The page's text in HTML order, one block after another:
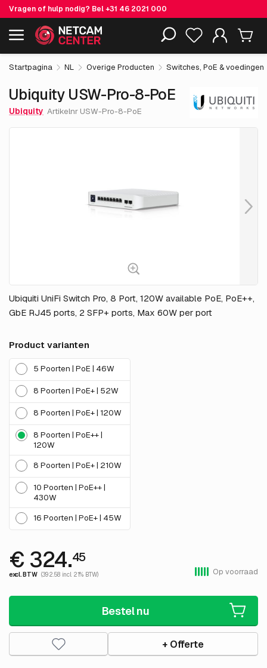
Vragen of hulp nodig? Bel+31 46 2021 000
Inclusief EOL-producten
Ubiquity USW-Pro-8-PoE € 324.
excl. BTW
Startpagina NL Overige Producten Switches, PoE & voedingen
Ubiquity USW-Pro-8-PoE
Ubiquity Artikelnr USW-Pro-8-PoE
Ubiquiti UniFi Switch Pro, 8 Port, 120W available PoE, PoE++,
GbE RJ45 ports, 2 SFP+ ports, Max 60W per port
Product varianten
5 Poorten | PoE | 46W
8 Poorten | PoE+ | 52W
8 Poorten | PoE+ | 120W
8 Poorten | PoE++ |
120W
8 Poorten | PoE+ | 210W
10 Poorten | PoE++ |
430W
16 Poorten | PoE+ | 45W
€ 324.45
excl. BTW (392.58 incl. 21% BTW) Op voorraad
Bestel nu
+ Offerte